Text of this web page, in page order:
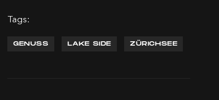
Tags:
GENUSS LAKE SIDE ZÜRICHSEE